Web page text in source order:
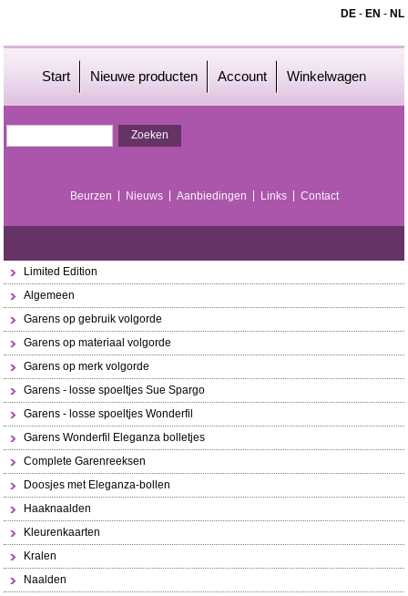
DE- EN - NL
Start Nieuwe producten Account Winkelwagen
Beurzen Nieuws Aanbiedingen Links Contact
Limited Edition
Algemeen
Garens op gebruik volgorde
Garens op materiaal volgorde
Garens op merk volgorde
Garens - losse spoeltjes Sue Spargo
Garens - losse spoeltjes Wonderfil
Garens Wonderfil Eleganza bolletjes
Complete Garenreeksen
Doosjes met Eleganza-bollen
Haaknaalden
Kleurenkaarten
Kralen
Naalden